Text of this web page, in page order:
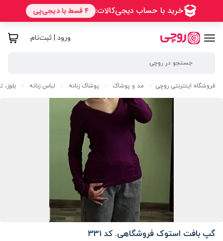
ورود | ثبت‌نام
فروشگاه اینترنتی روچی / مد و پوشاک / پوشاک زنانه / لباس زنانه /
گپ بافت استوک فروشگاهی. کد 331